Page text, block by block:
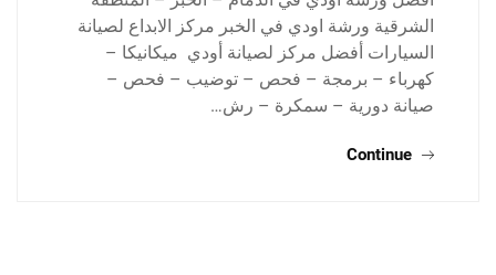
الشرقية ورشة اودي في الخبر مركز الابداع لصيانة
السيارات أفضل مركز لصيانة أودي ميكانيكا –
كهرباء – برمجة – فحص – توضيب – فحص –
صيانة دورية – سمكرة – رش…
Continue